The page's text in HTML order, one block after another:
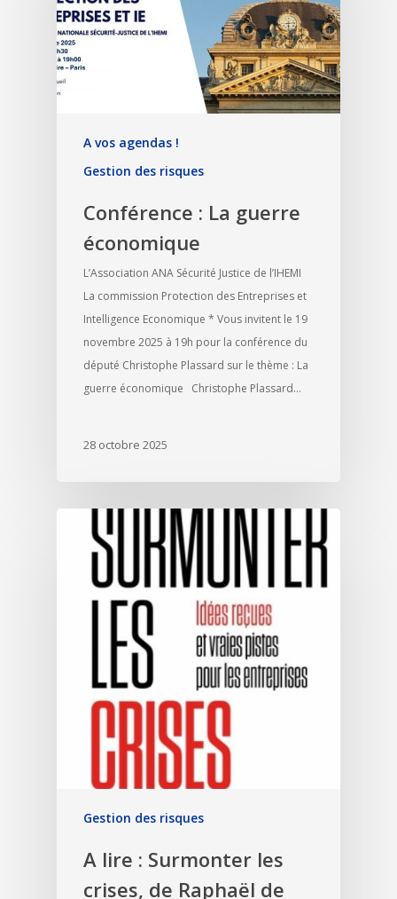
A vos agendas !
Gestion des risques
Conférence : La guerre
économique
L’Association ANA Sécurité Justice de l’IHEMI
La commission Protection des Entreprises et
Intelligence Economique * Vous invitent le 19
novembre 2025 à 19h pour la conférence du
député Christophe Plassard sur le thème : La
guerre économique Christophe Plassard…
28 octobre 2025
Gestion des risques
A lire : Surmonter les
crises, de Raphaël de